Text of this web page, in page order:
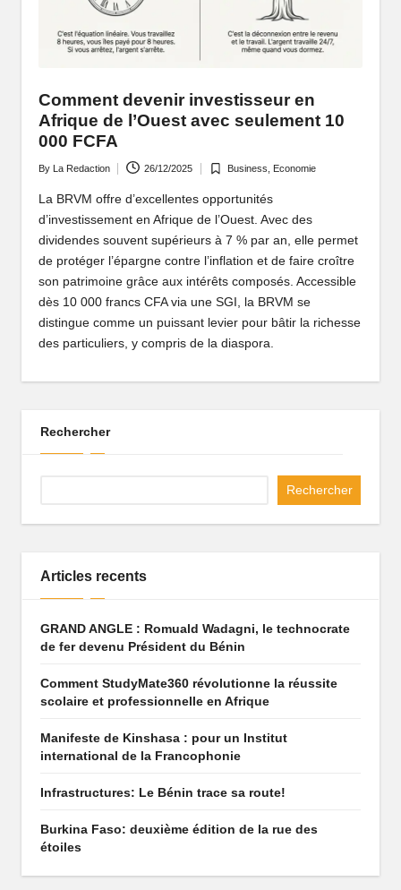
ai
u
n
A
q
ai
Comment devenir investisseur en
Afrique de l’Ouest avec seulement 10
000 FCFA
Posted
by
By La Redaction 26/12/2025
Posted
Business Economie
La BRVM offre d’excellentes opportunités
d’investissement en Afrique de l’Ouest. Avec des
dividendes souvent supérieurs à 7 % par an, elle permet
de protéger l’épargne contre l’inflation et de faire croître
son patrimoine grâce aux intérêts composés. Accessible
dès 10 000 francs CFA via une SGI, la BRVM se
distingue comme un puissant levier pour bâtir la richesse
des particuliers, y compris de la diaspora.
Rechercher
Rechercher
Articles recents
GRAND ANGLE : Romuald Wadagni, le technocrate
de fer devenu Président du Bénin
Comment StudyMate360 révolutionne la réussite
scolaire et professionnelle en Afrique
Manifeste de Kinshasa : pour un Institut
international de la Francophonie
Infrastructures: Le Bénin trace sa route!
Burkina Faso: deuxième édition de la rue des
étoiles